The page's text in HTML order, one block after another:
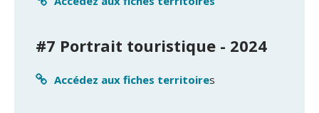
#7 Portrait touristique - 2024
Accédez aux fiches territoires